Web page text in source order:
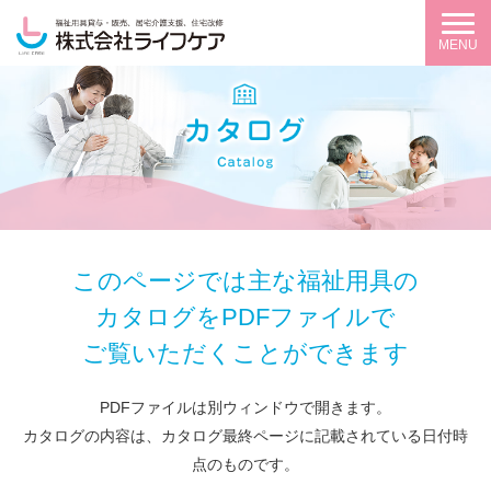
MENU
このページでは主な福祉用具の
カタログをPDFファイルで
ご覧いただくことができます
PDFファイルは別ウィンドウで開きます。
カタログの内容は、カタログ最終ページに記載されている日付時
点のものです。